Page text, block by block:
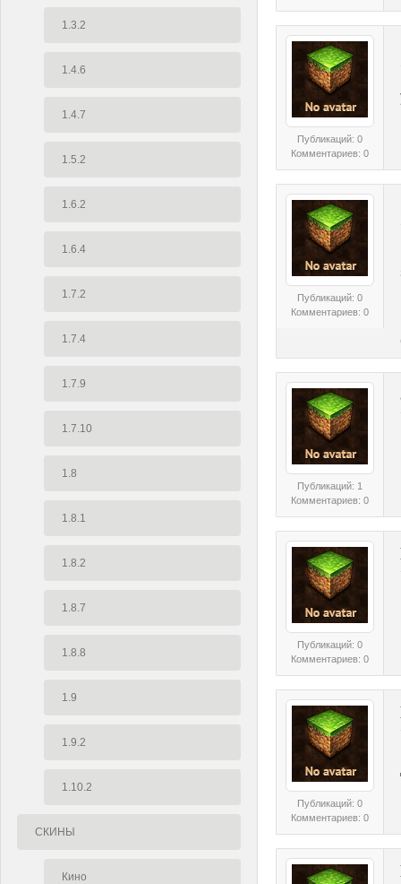
1.3.2
1.4.6
1.4.7
1.5.2
1.6.2
1.6.4
1.7.2
1.7.4
1.7.9
1.7.10
1.8
1.8.1
1.8.2
1.8.7
1.8.8
1.9
1.9.2
1.10.2
СКИНЫ
Кино
Публикаций: 0
Комментариев: 0
Публикаций: 0
Комментариев: 0
Публикаций: 1
Комментариев: 0
Публикаций: 0
Комментариев: 0
Публикаций: 0
Комментариев: 0